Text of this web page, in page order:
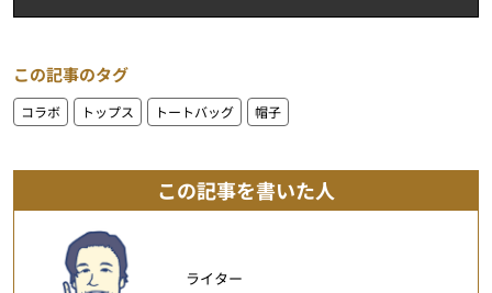
この記事のタグ
コラボ トップス トートバッグ 帽子
この記事を書いた人
ライター